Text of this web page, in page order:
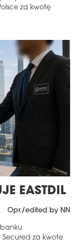
za kwotę
EASTDIL
Opr./edited by NN
Secured za kwotę